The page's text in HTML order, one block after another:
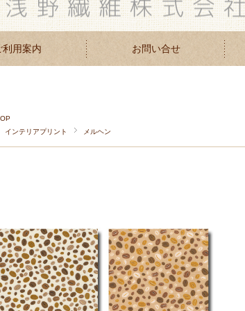
利用案内 お問い合せ
インテリアプリント
メルヘン